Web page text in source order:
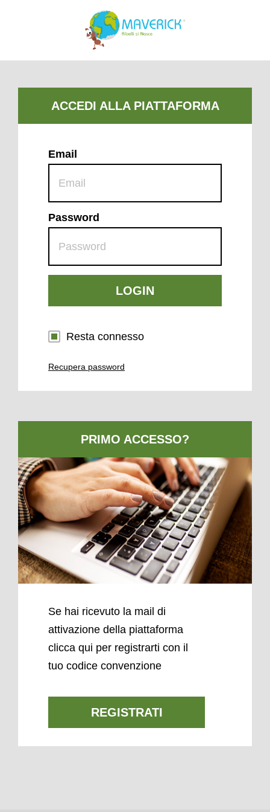
Email
Password
LOGIN
Resta connesso
Recupera password
Se hai ricevuto la mail di
attivazione della piattaforma
clicca qui per registrarti con il
tuo codice convenzione
REGISTRATI